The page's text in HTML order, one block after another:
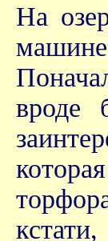
На
машине
вроде